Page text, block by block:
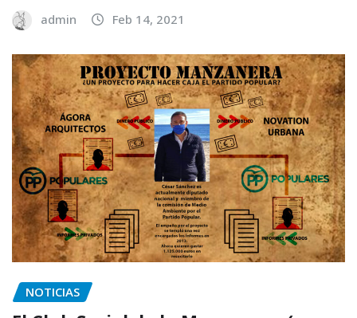
admin Feb 14, 2021
NOTICIAS